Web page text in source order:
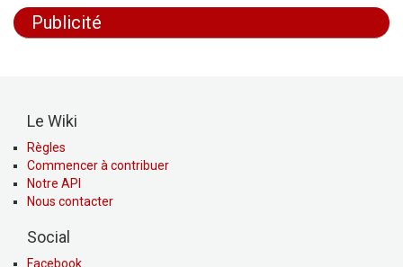
Publicité
Le Wiki
Règles
Commencer à contribuer
Notre API
Nous contacter
Social
Facebook